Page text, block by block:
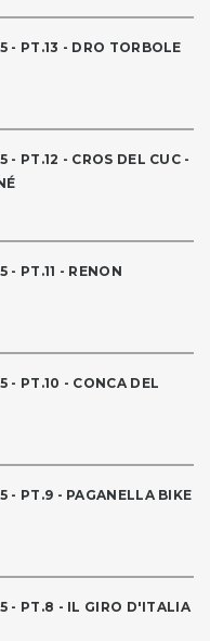
- PT.13 - DRO TORBOLE
- PT.12 - CROS DEL CUC -
- PT.11 - RENON
- PT.10 - CONCA DEL
- PT.9 - PAGANELLA BIKE
- PT.8 - IL GIRO D'ITALIA